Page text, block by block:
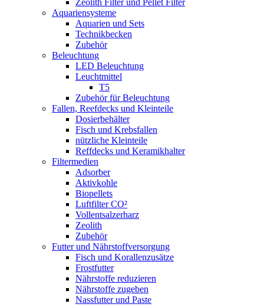
Aquariensysteme
Aquarien und Sets
Technikbecken
Zubehör
Beleuchtung
LED Beleuchtung
Leuchtmittel
T5
Zubehör für Beleuchtung
Fallen, Reefdecks und Kleinteile
Dosierbehälter
Fisch und Krebsfallen
nützliche Kleinteile
Reffdecks und Keramikhalter
Filtermedien
Adsorber
Aktivkohle
Biopellets
Luftfilter CO²
Vollentsalzerharz
Zeolith
Zubehör
Futter und Nährstoffversorgung
Fisch und Korallenzusätze
Frostfutter
Nährstoffe reduzieren
Nährstoffe zugeben
Nassfutter und Paste